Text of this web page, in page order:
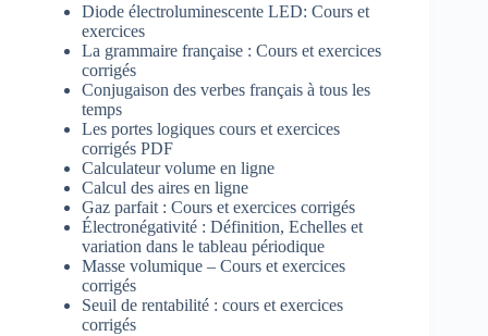
Diode électroluminescente LED: Cours et
exercices
La grammaire française : Cours et exercices
corrigés
Conjugaison des verbes français à tous les
temps
Les portes logiques cours et exercices
corrigés PDF
Calculateur volume en ligne
Calcul des aires en ligne
Gaz parfait : Cours et exercices corrigés
Électronégativité : Définition, Echelles et
variation dans le tableau périodique
Masse volumique – Cours et exercices
corrigés
Seuil de rentabilité : cours et exercices
corrigés